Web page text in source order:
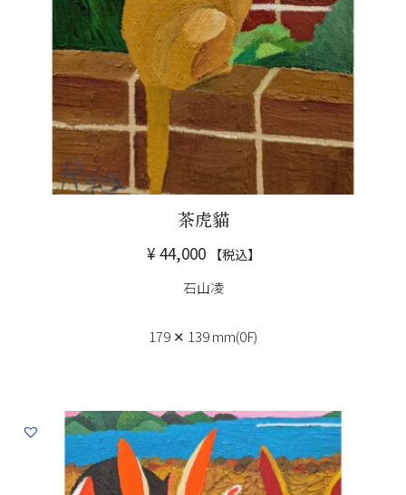
茶虎貓
¥ 44,000 【税込】
石山凌
179 ✕ 139 mm(0F)